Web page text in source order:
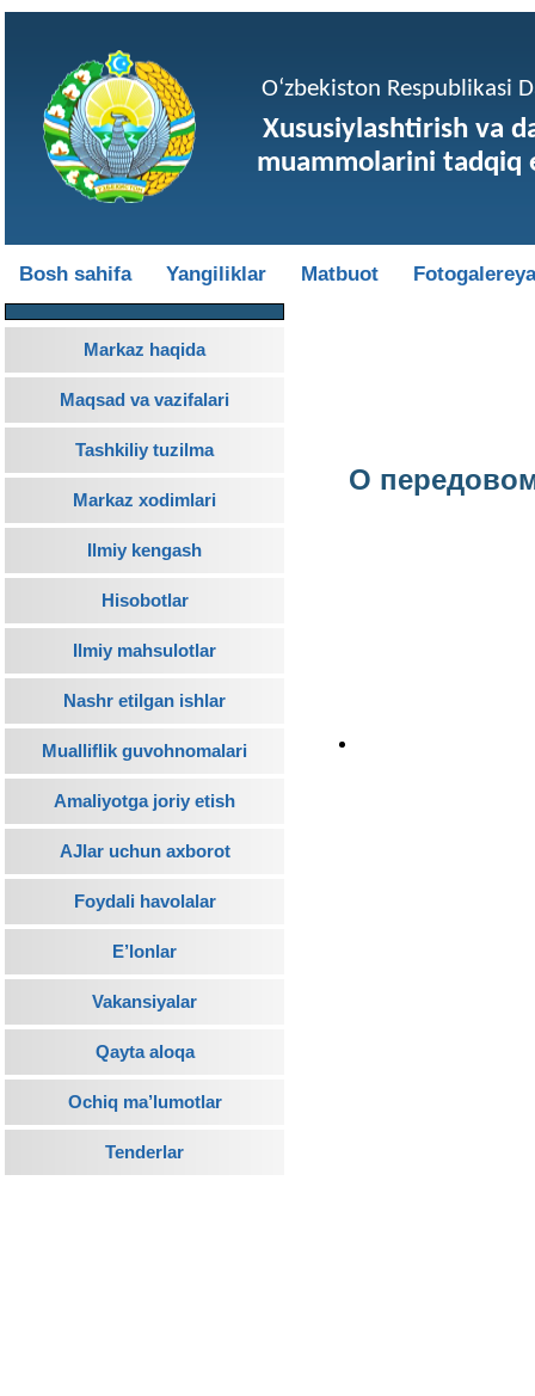
O‘zbekiston Respublikasi
Xususiylashtirish va
muammolarini tadqiq
Bosh sahifa Yangiliklar Matbuot Fotogalereya
Markaz haqida
Maqsad va vazifalari
Tashkiliy tuzilma
Markaz xodimlari
Ilmiy kengash
Hisobotlar
Ilmiy mahsulotlar
Nashr etilgan ishlar
Mualliflik guvohnomalari
Amaliyotga joriy etish
AJlar uchun axborot
Foydali havolalar
E’lonlar
Vakansiyalar
Qayta aloqa
Ochiq ma’lumotlar
Tenderlar
О